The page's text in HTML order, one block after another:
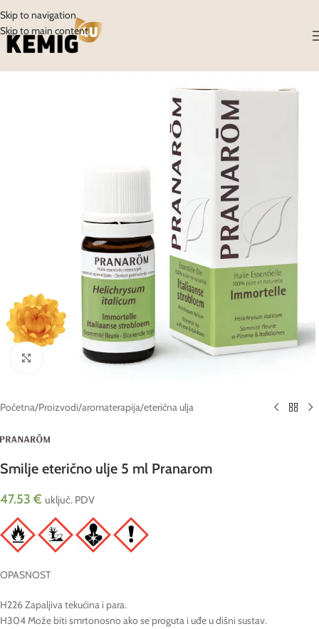
Skip to navigation
Skip to main content
Click to enlarge
Početna/Proizvodi/aromaterapija/eterična ulja
Smilje eterično ulje 5 ml Pranarom
47.53 € uključ. PDV
OPASNOST
H226 Zapaljiva tekućina i para.
H304 Može biti smrtonosno ako se proguta i uđe u dišni sustav.